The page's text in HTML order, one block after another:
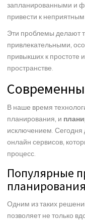
запланированными и
привести к
Эти проблемы делают
привлекательными,
привыкших к простоте
пространстве.
В наше время
планирования, и
исключением. Сегодня
онлайн сервисов,
процесс.
Популярные
планирования
Одним из таких
позволяет не только